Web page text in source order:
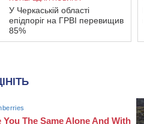
У Черкаській області
епідпоріг на ГРВІ перевищив
85%